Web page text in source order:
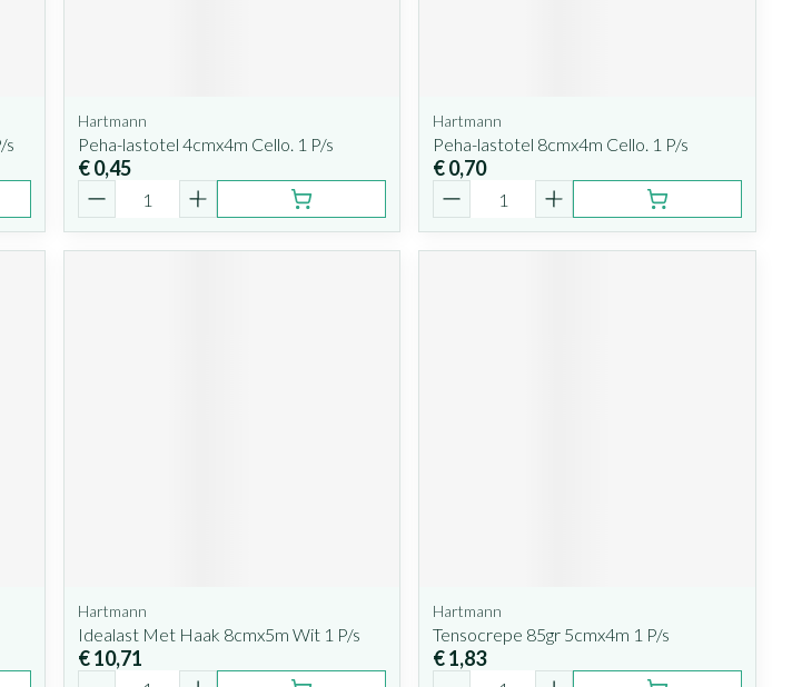
s
Hartmann
Peha-lastotel 4cmx4m Cello. 1 P/s
€ 0,45
Hartmann
Peha-lastotel 8cmx4m Cello. 1 P/s
€ 0,70
Hartmann
Idealast Met Haak 8cmx5m Wit 1 P/s
€ 10,71
Hartmann
Tensocrepe 85gr 5cmx4m 1 P/s
€ 1,83